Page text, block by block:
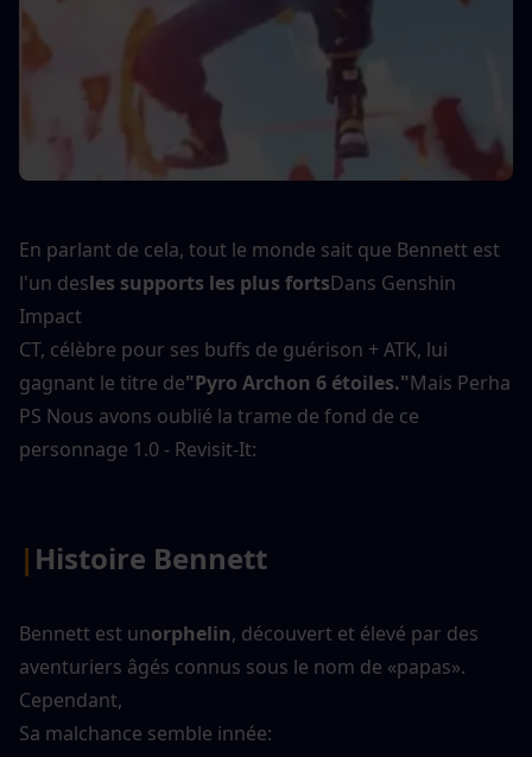
En parlant de cela, tout le monde sait que Bennett est
l'un desles supports les plus fortsDans Genshin
Impact
CT, célèbre pour ses buffs de guérison + ATK, lui
gagnant le titre de"Pyro Archon 6 étoiles."Mais Perha
PS Nous avons oublié la trame de fond de ce
personnage 1.0 - Revisit-It:
| Histoire Bennett
Bennett est unorphelin, découvert et élevé par des
aventuriers âgés connus sous le nom de «papas».
Cependant,
Sa malchance semble innée: